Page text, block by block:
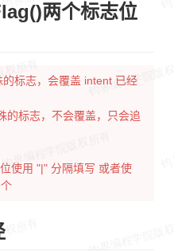
两个标志位
标志，会覆盖 intent 已经
的标志，不会覆盖，只会追
使用 "|" 分隔填写 或者使